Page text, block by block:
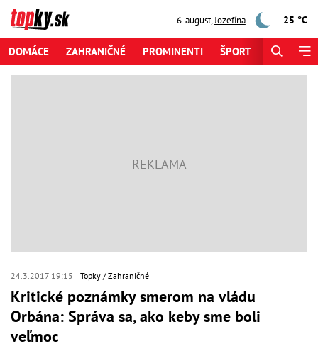
6. august,Jozefína 25 °C
DOMÁCE ZAHRANIČNÉ PROMINENTI ŠPORT
24.3.2017 19:15 Topky Zahraničné
Kritické poznámky smerom na vládu
Orbána: Správa sa, ako keby sme boli
veľmoc